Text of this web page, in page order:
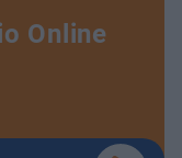
Online